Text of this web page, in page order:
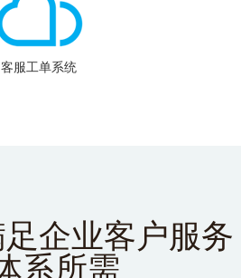
客服工单系统
企业客户服务
系所需